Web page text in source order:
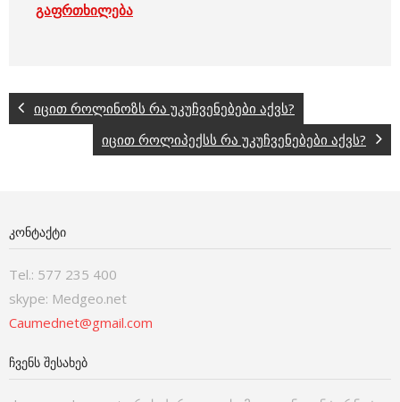
გაფრთხილება
იცით როლინოზს რა უკუჩვენებები აქვს?
იცით როლიპექსს რა უკუჩვენებები აქვს?
ᲙᲝᲜᲢᲐᲥᲢᲘ
Tel.: 577 235 400
skype: Medgeo.net
Caumednet@gmail.com
ᲩᲕᲔᲜᲡ ᲨᲔᲡᲐᲮᲔᲑ